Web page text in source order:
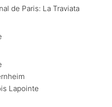
de Paris: La Traviata
Lapointe